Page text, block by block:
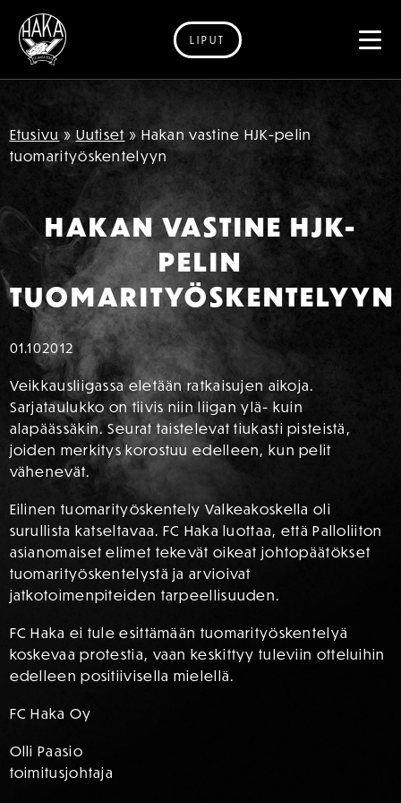
Siirry sisältöön
LIPUT
Etusivu » Uutiset » Hakan vastine HJK-pelin
tuomarityöskentelyyn
HAKAN VASTINE HJK-
PELIN
TUOMARITYÖSKENTELYYN
01.102012
Veikkausliigassa eletään ratkaisujen aikoja.
Sarjataulukko on tiivis niin liigan ylä- kuin
alapäässäkin. Seurat taistelevat tiukasti pisteistä,
joiden merkitys korostuu edelleen, kun pelit
vähenevät.
Eilinen tuomarityöskentely Valkeakoskella oli
surullista katseltavaa. FC Haka luottaa, että Palloliiton
asianomaiset elimet tekevät oikeat johtopäätökset
tuomarityöskentelystä ja arvioivat
jatkotoimenpiteiden tarpeellisuuden.
FC Haka ei tule esittämään tuomarityöskentelyä
koskevaa protestia, vaan keskittyy tuleviin otteluihin
edelleen positiivisella mielellä.
FC Haka Oy
Olli Paasio
toimitusjohtaja